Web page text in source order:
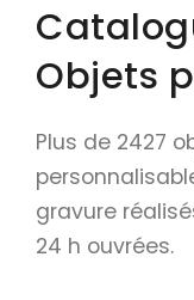
BASIQUE
Cartes de visite
Cartes de
Flyers
Brochures
CONTACT
CONNEXION
DEVIS GRATUIT
Objets
Plus de 2427
gravure
24 h ouvrées.